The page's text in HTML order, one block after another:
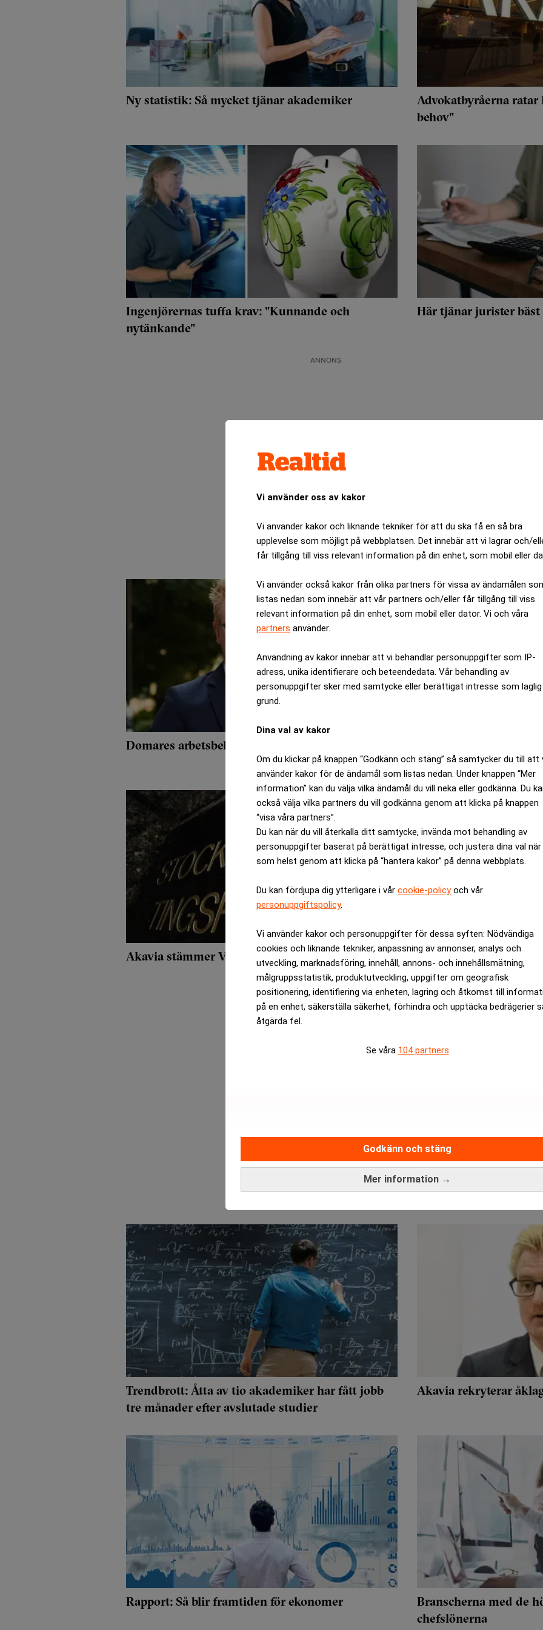
Vi använder oss av kakor
Vi använder kakor och liknande tekniker för att du ska få en så bra
upplevelse som möjligt på webbplatsen. Det innebär att vi lagrar och/
får tillgång till viss relevant information på din enhet, som mobil eller
Vi använder också kakor från olika partners för vissa av ändamålen
listas nedan som innebär att vår partners och/eller får tillgång till viss
relevant information på din enhet, som mobil eller dator. Vi och våra
partners använder.
Användning av kakor innebär att vi behandlar personuppgifter som IP-
adress, unika identifierare och beteendedata. Vår behandling av
personuppgifter sker med samtycke eller berättigat intresse som laglig
grund.
Dina val av kakor
Om du klickar på knappen “Godkänn och stäng” så samtycker du till att
använder kakor för de ändamål som listas nedan. Under knappen “Mer
information” kan du välja vilka ändamål du vill neka eller godkänna. Du
också välja vilka partners du vill godkänna genom att klicka på knappen
“visa våra partners”.
Du kan när du vill återkalla ditt samtycke, invända mot behandling av
personuppgifter baserat på berättigat intresse, och justera dina val när
som helst genom att klicka på “hantera kakor” på denna webbplats.
Du kan fördjupa dig ytterligare i vår cookie-policyoch vår
personuppgiftspolicy.
Vi använder kakor och personuppgifter för dessa syften: Nödvändiga
cookies och liknande tekniker, anpassning av annonser, analys och
utveckling, marknadsföring, innehåll, annons- och innehållsmätning,
målgruppsstatistik, produktutveckling, uppgifter om geografisk
positionering, identifiering via enheten, lagring och åtkomst till
på en enhet, säkerställa säkerhet, förhindra och upptäcka bedrägerier
åtgärda fel.
Se våra 104 partners
Mer information →
Godkänn och stäng
Ny statistik: Så mycket tjänar akademiker
Advokatbyråerna
behov"
Ingenjörernas tuffa krav: "Kunnande och
nytänkande"
Här tjänar jurister bäst
ANNONS
Domares arbetsbelastning hotar rättssäkerheten
Åklagare bestrider
få ge sin bild"
Akavia stämmer Vernia Advokatbyrå
Ekonomer toppar
månadslönen
ANNONS
Trendbrott: Åtta av tio akademiker har fått jobb
tre månader efter avslutade studier
Akavia rekryterar
Rapport: Så blir framtiden för ekonomer
Branscherna med de
chefslönerna